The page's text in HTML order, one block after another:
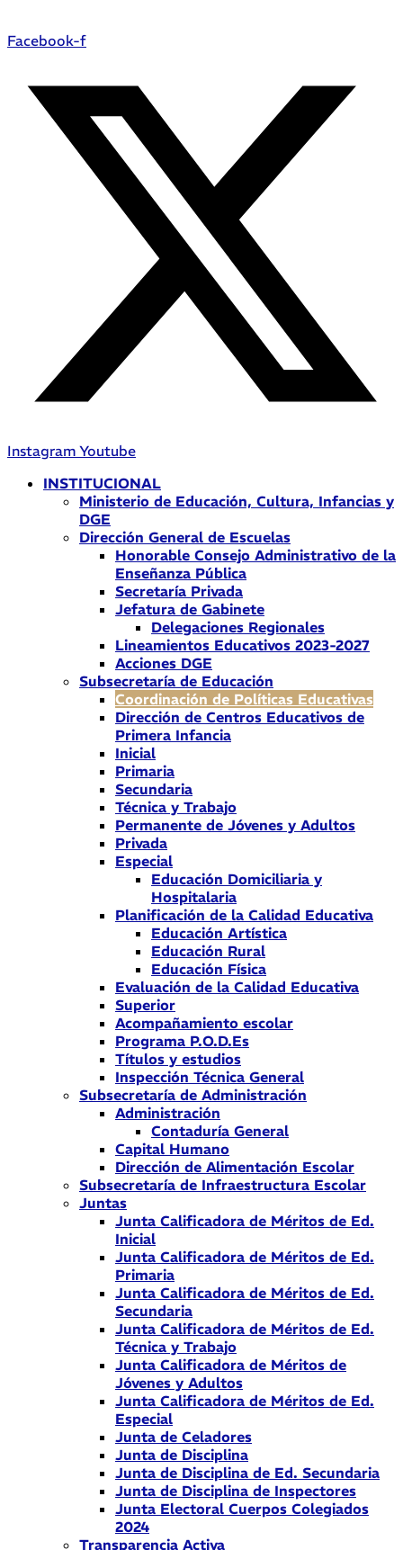
Facebook-f
Instagram Youtube
INSTITUCIONAL
Ministerio de Educación, Cultura, Infancias y
DGE
Dirección General de Escuelas
Honorable Consejo Administrativo de la
Enseñanza Pública
Secretaría Privada
Jefatura de Gabinete
Delegaciones Regionales
Lineamientos Educativos 2023-2027
Acciones DGE
Subsecretaría de Educación
Coordinación de Políticas Educativas
Dirección de Centros Educativos de
Primera Infancia
Inicial
Primaria
Secundaria
Técnica y Trabajo
Permanente de Jóvenes y Adultos
Privada
Especial
Educación Domiciliaria y
Hospitalaria
Planificación de la Calidad Educativa
Educación Artística
Educación Rural
Educación Física
Evaluación de la Calidad Educativa
Superior
Acompañamiento escolar
Programa P.O.D.Es
Títulos y estudios
Inspección Técnica General
Subsecretaría de Administración
Administración
Contaduría General
Capital Humano
Dirección de Alimentación Escolar
Subsecretaría de Infraestructura Escolar
Juntas
Junta Calificadora de Méritos de Ed.
Inicial
Junta Calificadora de Méritos de Ed.
Primaria
Junta Calificadora de Méritos de Ed.
Secundaria
Junta Calificadora de Méritos de Ed.
Técnica y Trabajo
Junta Calificadora de Méritos de
Jóvenes y Adultos
Junta Calificadora de Méritos de Ed.
Especial
Junta de Celadores
Junta de Disciplina
Junta de Disciplina de Ed. Secundaria
Junta de Disciplina de Inspectores
Junta Electoral Cuerpos Colegiados
2024
Transparencia Activa